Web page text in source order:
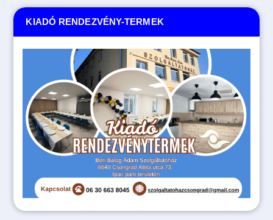
KIADÓ RENDEZVÉNY-TERMEK